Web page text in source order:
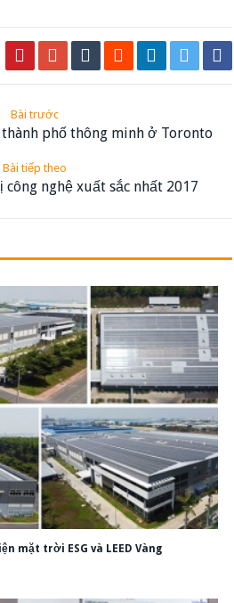
Bài trước
thành phố thông minh ở Toronto
Bài tiếp theo
nghệ xuất sắc nhất 2017
mặt trời ESG và LEED Vàng